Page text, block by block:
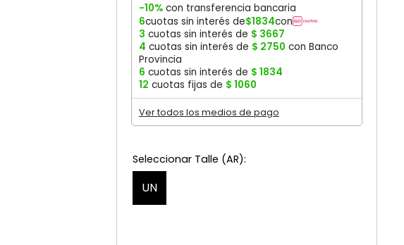
-10%con transferencia bancaria
6cuotas sin interés de$1834con
3 cuotas sin interés de $ 3667
4 cuotas sin interés de $ 2750 con Banco
Provincia
6 cuotas sin interés de $ 1834
12 cuotas fijas de $ 1060
Ver todos los medios de pago
UN